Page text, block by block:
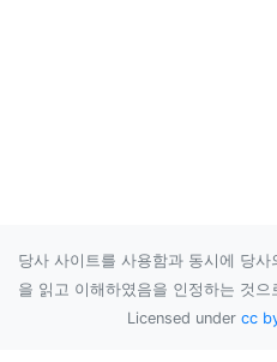
당사 사이트를 사용함과 동시에 당사
을 읽고 이해하였음을 인정하는 것으
Licensed under cc